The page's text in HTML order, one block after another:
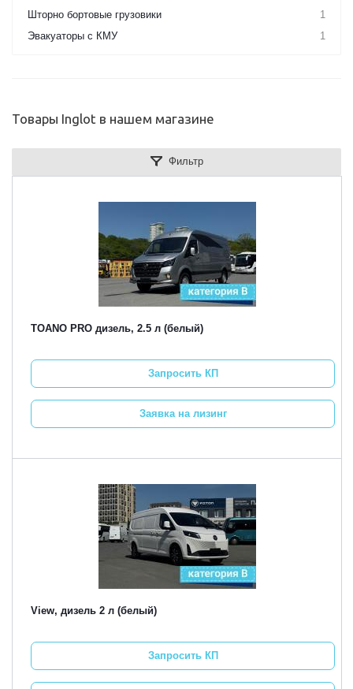
Шторно бортовые грузовики
1
Эвакуаторы с КМУ
1
Товары Inglot в нашем магазине
Фильтр
TOANO PRO дизель, 2.5 л (белый)
Запросить КП
Заявка на лизинг
View, дизель 2 л (белый)
Запросить КП